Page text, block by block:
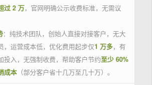
过 2 万，官网明确公示收费标准，无需议
：纯技术团队，创始人直接对接客户，无大
，运营成本低，优化费用起步仅1 万多，有
投入，无强制收费，帮助客户节约至少 60%
成本（部分客户省十几万至几十万）。